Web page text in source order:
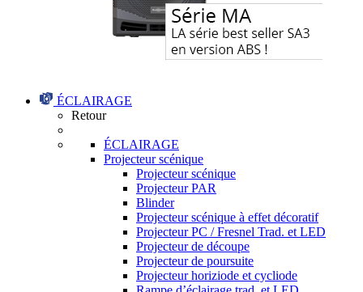
ÉCLAIRAGE
Retour
ÉCLAIRAGE
Projecteur scénique
Projecteur scénique
Projecteur PAR
Blinder
Projecteur scénique à effet décoratif
Projecteur PC / Fresnel Trad. et LED
Projecteur de découpe
Projecteur de poursuite
Projecteur horiziode et cycliode